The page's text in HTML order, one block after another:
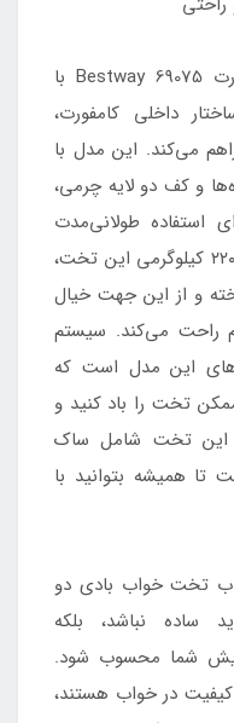
تخت خواب بادی دو نفره کامفورت Bestway 69075 با
داخلی کامفورت،
می‌کند. این مدل با
و کف دو لایه چرمی،
استفاده طولانی‌مدت
ایده‌آل به‌نظر می‌رسد. تحمل وزن ۲۲۰ کیلوگرمی این تخت،
و از این جهت خیال
راحت می‌کند. سیستم
این مدل است که
تخت را باد کنید و
این تخت شامل ساک
همیشه بتوانید با
تخت خواب بادی دو
نباشد، بلکه
شما محسوب شود.
در خواب هستند،